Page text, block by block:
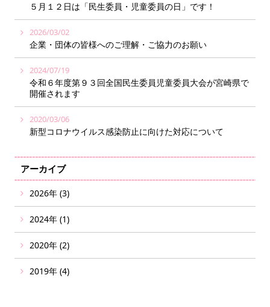
５月１２日は「民生委員・児童委員の日」です！
2026/03/02
企業・団体の皆様へのご理解・ご協力のお願い
2024/07/19
令和６年度第９３回全国民生委員児童委員大会が宮崎県で
開催されます
2020/03/06
新型コロナウイルス感染防止に向けた対応について
アーカイブ
2026年 (3)
2024年 (1)
2020年 (2)
2019年 (4)